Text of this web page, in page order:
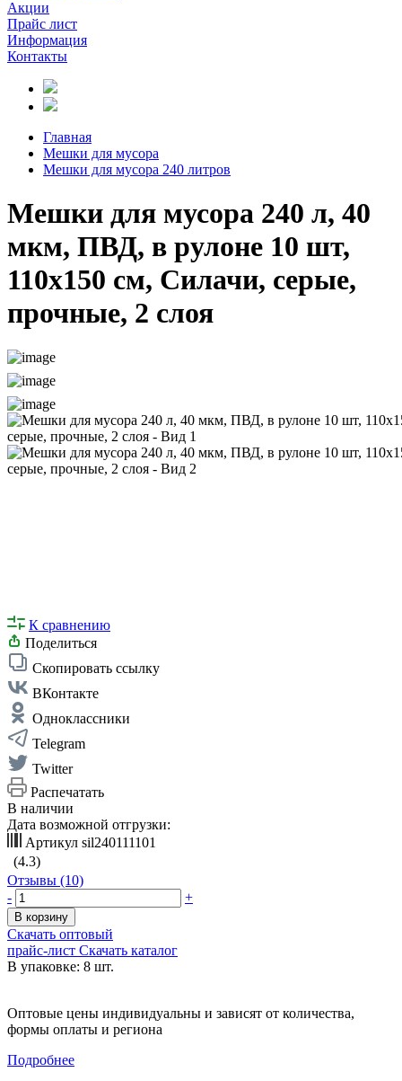
Акции
Прайс лист
Информация
Контакты
Главная
Мешки для мусора
Мешки для мусора 240 литров
Мешки для мусора 240 л, 40
мкм, ПВД, в рулоне 10 шт,
110х150 см, Силачи, серые,
прочные, 2 слоя
К сравнению
Поделиться
Скопировать ссылку
ВКонтакте
Одноклассники
Telegram
Twitter
Распечатать
В наличии
Дата возможной отгрузки:
Артикул sil240111101
(4.3)
Отзывы (10)
-
+
В корзину
Скачать оптовый
прайс-лист Скачать каталог
В упаковке: 8 шт.
Оптовые цены индивидуальны и зависят от количества,
формы оплаты и региона
Подробнее